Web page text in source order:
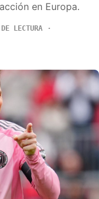
en Europa.
LECTURA